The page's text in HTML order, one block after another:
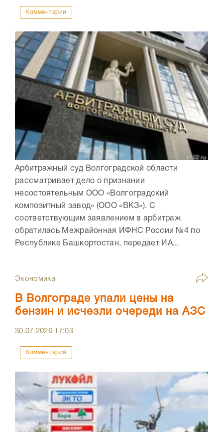
Комментарии
Арбитражный суд Волгоградской области
рассматривает дело о признании
несостоятельным ООО «Волгоградский
композитный завод» (ООО «ВКЗ»). С
соответствующим заявлением в арбитраж
обратилась Межрайонная ИФНС России №4 по
Республике Башкортостан, передает ИА...
Экономика
В Волгограде упали цены на
бензин и исчезли очереди на АЗС
30.07.2026 17:03
Комментарии